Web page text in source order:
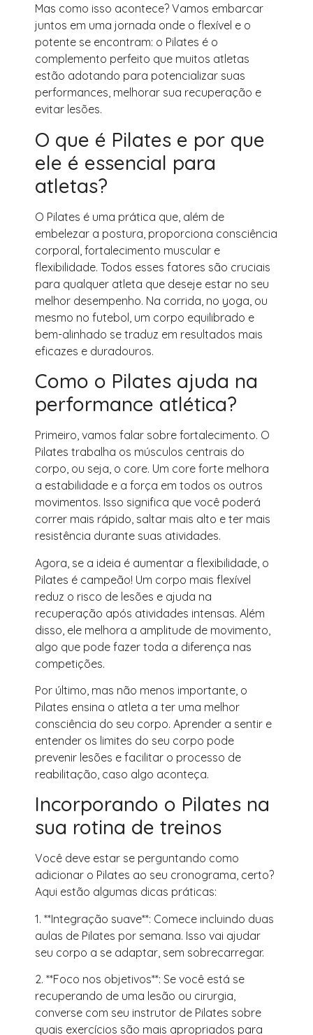
Mas como isso acontece? Vamos embarcar
juntos em uma jornada onde o flexível e o
potente se encontram: o Pilates é o
complemento perfeito que muitos atletas
estão adotando para potencializar suas
performances, melhorar sua recuperação e
evitar lesões.
O que é Pilates e por que
ele é essencial para
atletas?
O Pilates é uma prática que, além de
embelezar a postura, proporciona consciência
corporal, fortalecimento muscular e
flexibilidade. Todos esses fatores são cruciais
para qualquer atleta que deseje estar no seu
melhor desempenho. Na corrida, no yoga, ou
mesmo no futebol, um corpo equilibrado e
bem-alinhado se traduz em resultados mais
eficazes e duradouros.
Como o Pilates ajuda na
performance atlética?
Primeiro, vamos falar sobre fortalecimento. O
Pilates trabalha os músculos centrais do
corpo, ou seja, o core. Um core forte melhora
a estabilidade e a força em todos os outros
movimentos. Isso significa que você poderá
correr mais rápido, saltar mais alto e ter mais
resistência durante suas atividades.
Agora, se a ideia é aumentar a flexibilidade, o
Pilates é campeão! Um corpo mais flexível
reduz o risco de lesões e ajuda na
recuperação após atividades intensas. Além
disso, ele melhora a amplitude de movimento,
algo que pode fazer toda a diferença nas
competições.
Por último, mas não menos importante, o
Pilates ensina o atleta a ter uma melhor
consciência do seu corpo. Aprender a sentir e
entender os limites do seu corpo pode
prevenir lesões e facilitar o processo de
reabilitação, caso algo aconteça.
Incorporando o Pilates na
sua rotina de treinos
Você deve estar se perguntando como
adicionar o Pilates ao seu cronograma, certo?
Aqui estão algumas dicas práticas:
1. **Integração suave**: Comece incluindo duas
aulas de Pilates por semana. Isso vai ajudar
seu corpo a se adaptar, sem sobrecarregar.
2. **Foco nos objetivos**: Se você está se
recuperando de uma lesão ou cirurgia,
converse com seu instrutor de Pilates sobre
quais exercícios são mais apropriados para